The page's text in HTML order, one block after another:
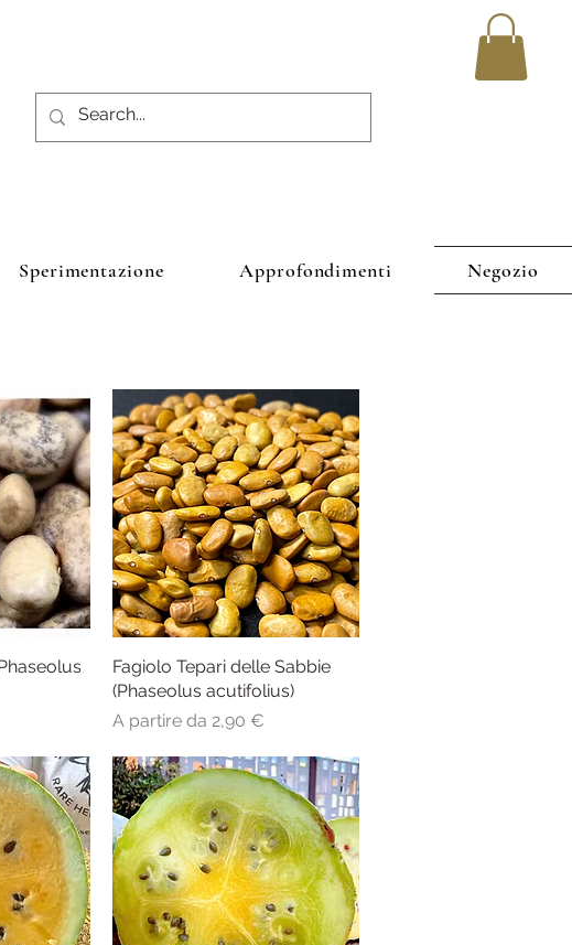
Vista rapida
Fagiolo Tepari delle Sabbie
(Phaseolus acutifolius)
A partire da 2,90 €
Prezzo scontato
Sperimentazione Approfondimenti Negozio